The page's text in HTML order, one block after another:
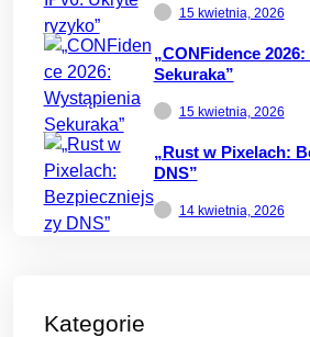
15 kwietnia, 2026
„CONFidence
Sekuraka”
15 kwietnia, 2026
„Rust w Pixelach:
DNS”
14 kwietnia, 2026
Kategorie